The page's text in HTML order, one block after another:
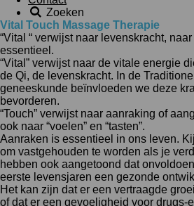
Zoeken
Vital Touch Massage Therapie
“Vital “ verwijst naar levenskracht,
essentieel.
“Vital” verwijst naar de vitale energie
de Qi, de levenskracht. In de
geneeskunde beïnvloeden we deze
bevorderen.
“Touch” verwijst naar aanraking of
ook naar “voelen” en “tasten”.
Aanraken is essentieel in ons leven.
om vastgehouden te worden als je
hebben ook aangetoond dat
eerste levensjaren een gezonde
Het kan zijn dat er een vertraagde
of dat er een gevoeligheid voor drugs-